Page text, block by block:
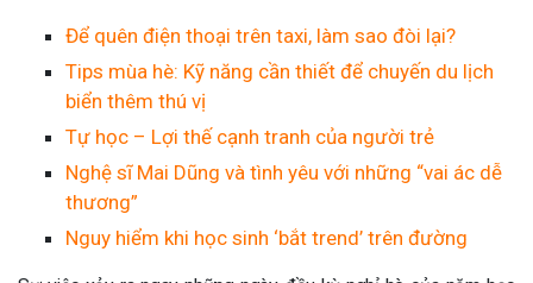
Để quên điện thoại trên taxi, làm sao đòi lại?
Tips mùa hè: Kỹ năng cần thiết để chuyến du lịch
biển thêm thú vị
Tự học – Lợi thế cạnh tranh của người trẻ
Nghệ sĩ Mai Dũng và tình yêu với những “vai ác dễ
thương”
Nguy hiểm khi học sinh ‘bắt trend’ trên đường